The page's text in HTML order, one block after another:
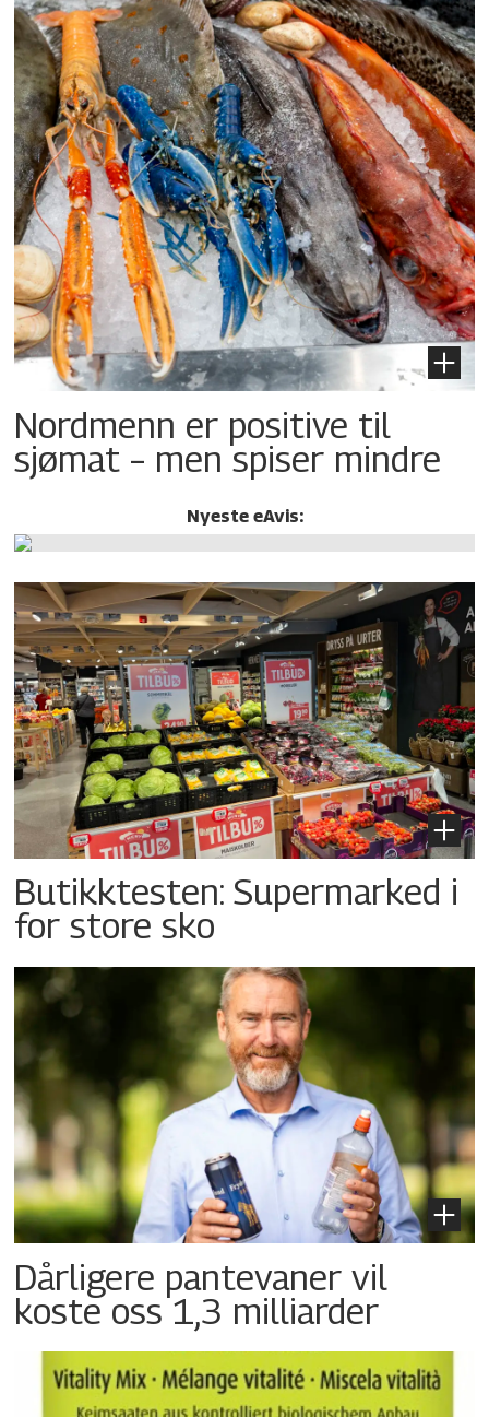
Nordmenn er positive til
sjømat – men spiser mindre
Nyeste eAvis:
Butikktesten: Supermarked i
for store sko
Dårligere pantevaner vil
koste oss 1,3 milliarder